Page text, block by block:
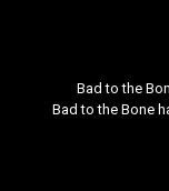
Bad to the
Bad to the Bone